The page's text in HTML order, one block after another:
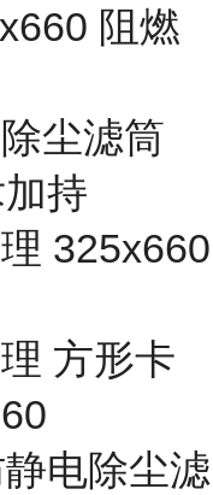
阻燃
尘滤筒
持
325x660
方形卡
电除尘滤